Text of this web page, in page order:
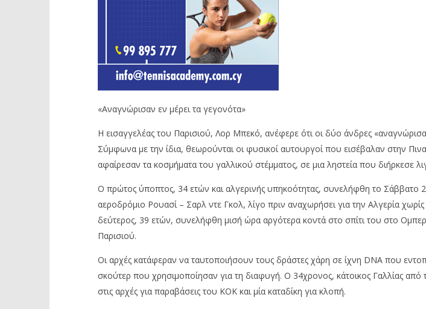
«Αναγνώρισαν εν μέρει τα γεγονότα»
Η εισαγγελέας του Παρισιού, Λορ Μπεκό, ανέφερε ότι οι δύο άνδρες «
Σύμφωνα με την ίδια, θεωρούνται οι φυσικοί αυτουργοί που εισέβαλαν στην
αφαίρεσαν τα κοσμήματα του γαλλικού στέμματος, σε μια ληστεία που διήρκεσε
Ο πρώτος ύποπτος, 34 ετών και αλγερινήςυπηκοότητας, συνελήφθη το Σάββατο
αεροδρόμιο Ρουασί – Σαρλ ντε Γκολ, λίγο πριν αναχωρήσει για την Αλγερία
δεύτερος, 39 ετών, συνελήφθη μισή ώρα αργότερα κοντά στο σπίτι του στο Ομπερ
Παρισιού.
Οιαρχέςκατάφεραν να ταυτοποιήσουν τους δράστες χάρη σε ίχνη DNA που εντο
σκούτερ που χρησιμοποίησαν για τη διαφυγή. Ο 34χρονος, κάτοικοςΓαλλίας από
στιςαρχές για παραβάσεις του ΚΟΚ καιμία καταδίκη για κλοπή.